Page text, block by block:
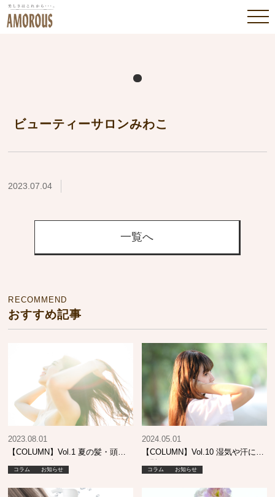
ビューティーサロンみわこ
2023.07.04
一覧へ
RECOMMEND
おすすめ記事
【COLUMN】Vol.1 夏の髪・頭皮
2023.08.01
コラム お知らせ
【COLUMN】Vol.10 湿気や汗に強
2024.05.01
コラム お知らせ